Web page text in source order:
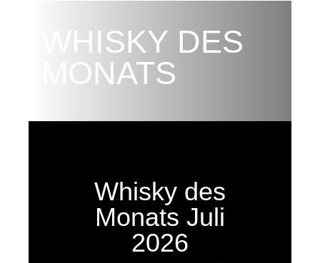
WHISKY DES
MONATS
Whisky des
Monats Juli
2026